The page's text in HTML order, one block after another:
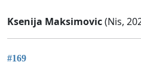
Ksenija Maksimovic(Nis,
#169